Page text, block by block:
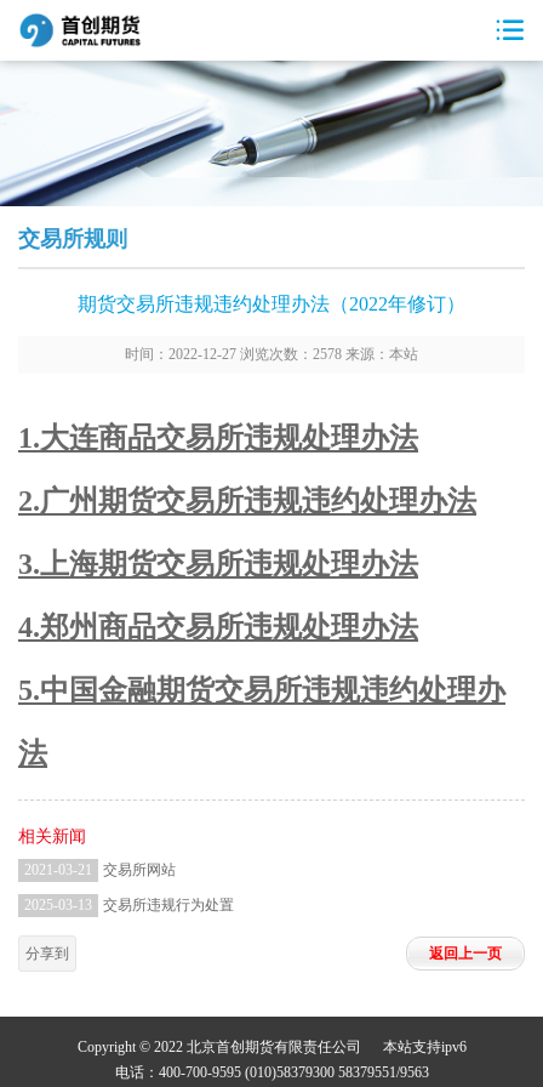
交易所规则
期货交易所违规违约处理办法（2022年修订）
时间：2022-12-27 浏览次数：2578 来源：本站
1.大连商品交易所违规处理办法
2.广州期货交易所违规违约处理办法
3.上海期货交易所违规处理办法
4.郑州商品交易所违规处理办法
5.中国金融期货交易所违规违约处理办
法
相关新闻
2021-03-21 交易所网站
2025-03-13 交易所违规行为处置
分享到 返回上一页
Copyright © 2022 北京首创期货有限责任公司 本站支持ipv6
电话：400-700-9595 (010)58379300 58379551/9563